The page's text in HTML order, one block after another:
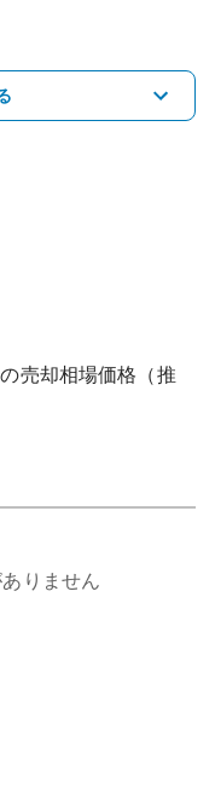
売却相場価格（推
りません